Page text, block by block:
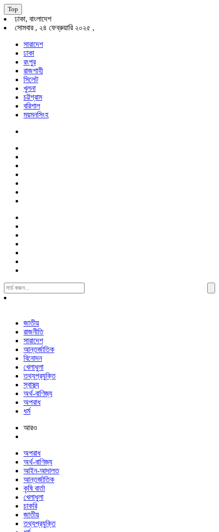
Top
ঢাকা, বাংলাদেশ
সোমবার , ২৪ ফেব্রুয়ারি ২০২৫ ,
সারাদেশ
ঢাকা
রংপুর
রাজশাহী
সিলেট
খুলনা
চট্টগ্রাম
বরিশাল
ময়মনসিংহ
Search
For:
জাতীয়
রাজনীতি
সারাদেশ
আন্তর্জাতিক
বিনোদন
খেলাধুলা
তথ্যপ্রযুক্তি
স্বাস্থ্য
অর্থ-বাণিজ্য
অপরাধ
ধর্ম
আরও
অপরাধ
অর্থ-বাণিজ্য
আইন-আদালত
আন্তর্জাতিক
কৃষি বার্তা
খেলাধুলা
চাকরি
জাতীয়
তথ্যপ্রযুক্তি